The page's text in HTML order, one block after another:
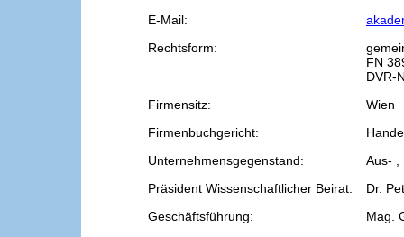
E-Mail:
Rechtsform:
FN
DVR-
Firmensitz:
Wien
Firmenbuchgericht:
Unternehmensgegenstand:
Aus- ,
Präsident Wissenschaftlicher Beirat:
Dr.
Geschäftsführung:
Mag.